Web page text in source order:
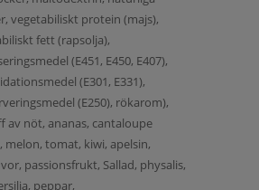
vegetabiliskt protein (majs),
fett (rapsolja),
(E451, E450, E407),
(E301, E331),
(E250), rökarom),
av nöt, ananas, cantaloupe
melon, tomat, kiwi, apelsin,
passionsfrukt, Sallad, physalis,
peppar,